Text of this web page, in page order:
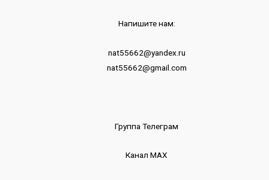
Напишите нам:
nat55662@yandex.ru
nat55662@gmail.com
Группа Телеграм
Канал МАХ